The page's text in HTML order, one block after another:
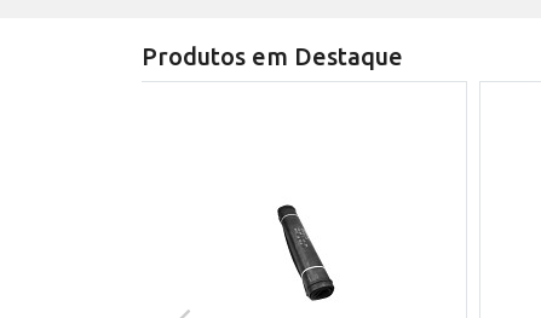
Produtos em Destaque